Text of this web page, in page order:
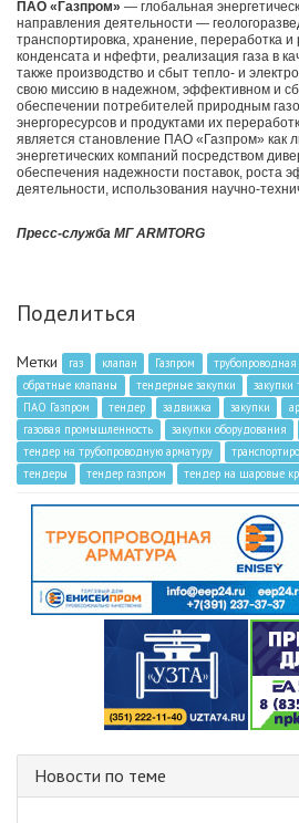
ПАО «Газпром» — глобальная
направления деятельности —
транспортировка, хранение, переработка и
конденсата и нфефти, реализация газа в
также производство и сбыт тепло- и
свою миссию в надежном, эффективном и
обеспечении потребителей природным
энергоресурсов и продуктами их
является становление ПАО «Газпром» как
энергетических компаний посредством
обеспечения надежности поставок, роста
деятельности, использования научно-
Пресс-служба МГ ARMTORG
Поделиться
Метки газ клапан Газпром трубопроводная
обратные клапаны
тендерные закупки
закупки
ПАО Газпром
тендер задвижка закупки
газовая промышленность
закупки оборудования
тендер на трубопроводную арматуру
тендеры
тендер газпром тендер на шаровые
Новости по теме